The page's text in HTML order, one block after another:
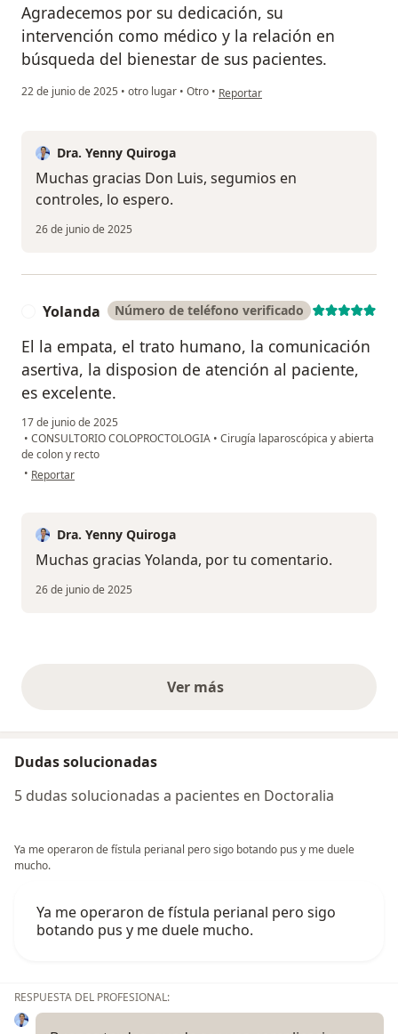
Agradecemos por su dedicación, su
intervención como médico y la relación en
búsqueda del bienestar de sus pacientes.
22 de junio de 2025 • otro lugar • Otro • en opinión del usuario Luis
Reportar
Dra. Yenny Quiroga
Muchas gracias Don Luis, segumios en
controles, lo espero.
26 de junio de 2025
Yolanda Número de teléfono verificado
El la empata, el trato humano, la comunicación
asertiva, la disposion de atención al paciente,
es excelente.
17 de junio de 2025
• CONSULTORIO COLOPROCTOLOGIA • Cirugía laparoscópica y abierta
de colon y recto
• en opinión del usuario Yolanda
Reportar
Dra. Yenny Quiroga
Muchas gracias Yolanda, por tu comentario.
26 de junio de 2025
Ver másopiniones anteriores
Dudas solucionadas
5 dudas solucionadas a pacientes en Doctoralia
Ya me operaron de fístula perianal pero sigo botando pus y me duele
mucho.
Ya me operaron de fístula perianal pero sigo
botando pus y me duele mucho.
RESPUESTA DEL PROFESIONAL: